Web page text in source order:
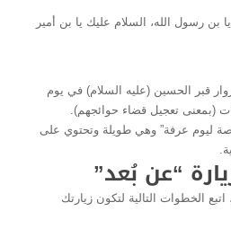
بن رسول الله، السلام عليك يا بن أمير
قبر الحسين (عليه السلام) في يوم
(بمعنى تعجيل قضاء حوائجهم).
ليوم عرفة” وهي طويلة وتحتوي على
“عن بُعد”
الخطوات التالية لتكون زيارتك